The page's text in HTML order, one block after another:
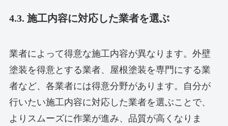
4.3. 施工内容に対応した業者を選ぶ
業者によって得意な施工内容が異なります。外壁
塗装を得意とする業者、屋根塗装を専門にする業
者など、各業者には得意分野があります。自分が
行いたい施工内容に対応した業者を選ぶことで、
よりスムーズに作業が進み、品質が高くなりま